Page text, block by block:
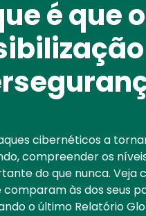
é que
cibernéticos a
compreender os
do que nunca. Veja
comparam às dos seus
o último Relatório